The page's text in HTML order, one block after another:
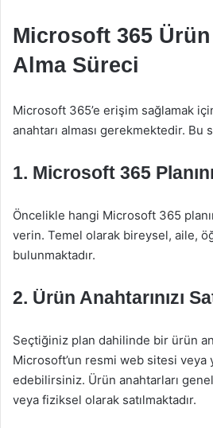
Microsoft 365 Ürün
Alma Süreci
Microsoft 365’e erişim sağlamak
anahtarı alması gerekmektedir. Bu
1. Microsoft 365
Öncelikle hangi Microsoft 365
verin. Temel olarak bireysel, aile,
bulunmaktadır.
2. Ürün Anahtarınızı
Seçtiğiniz plan dahilinde bir ürün
Microsoft’un resmi web sitesi veya
edebilirsiniz. Ürün anahtarları
veya fiziksel olarak satılmaktadır.